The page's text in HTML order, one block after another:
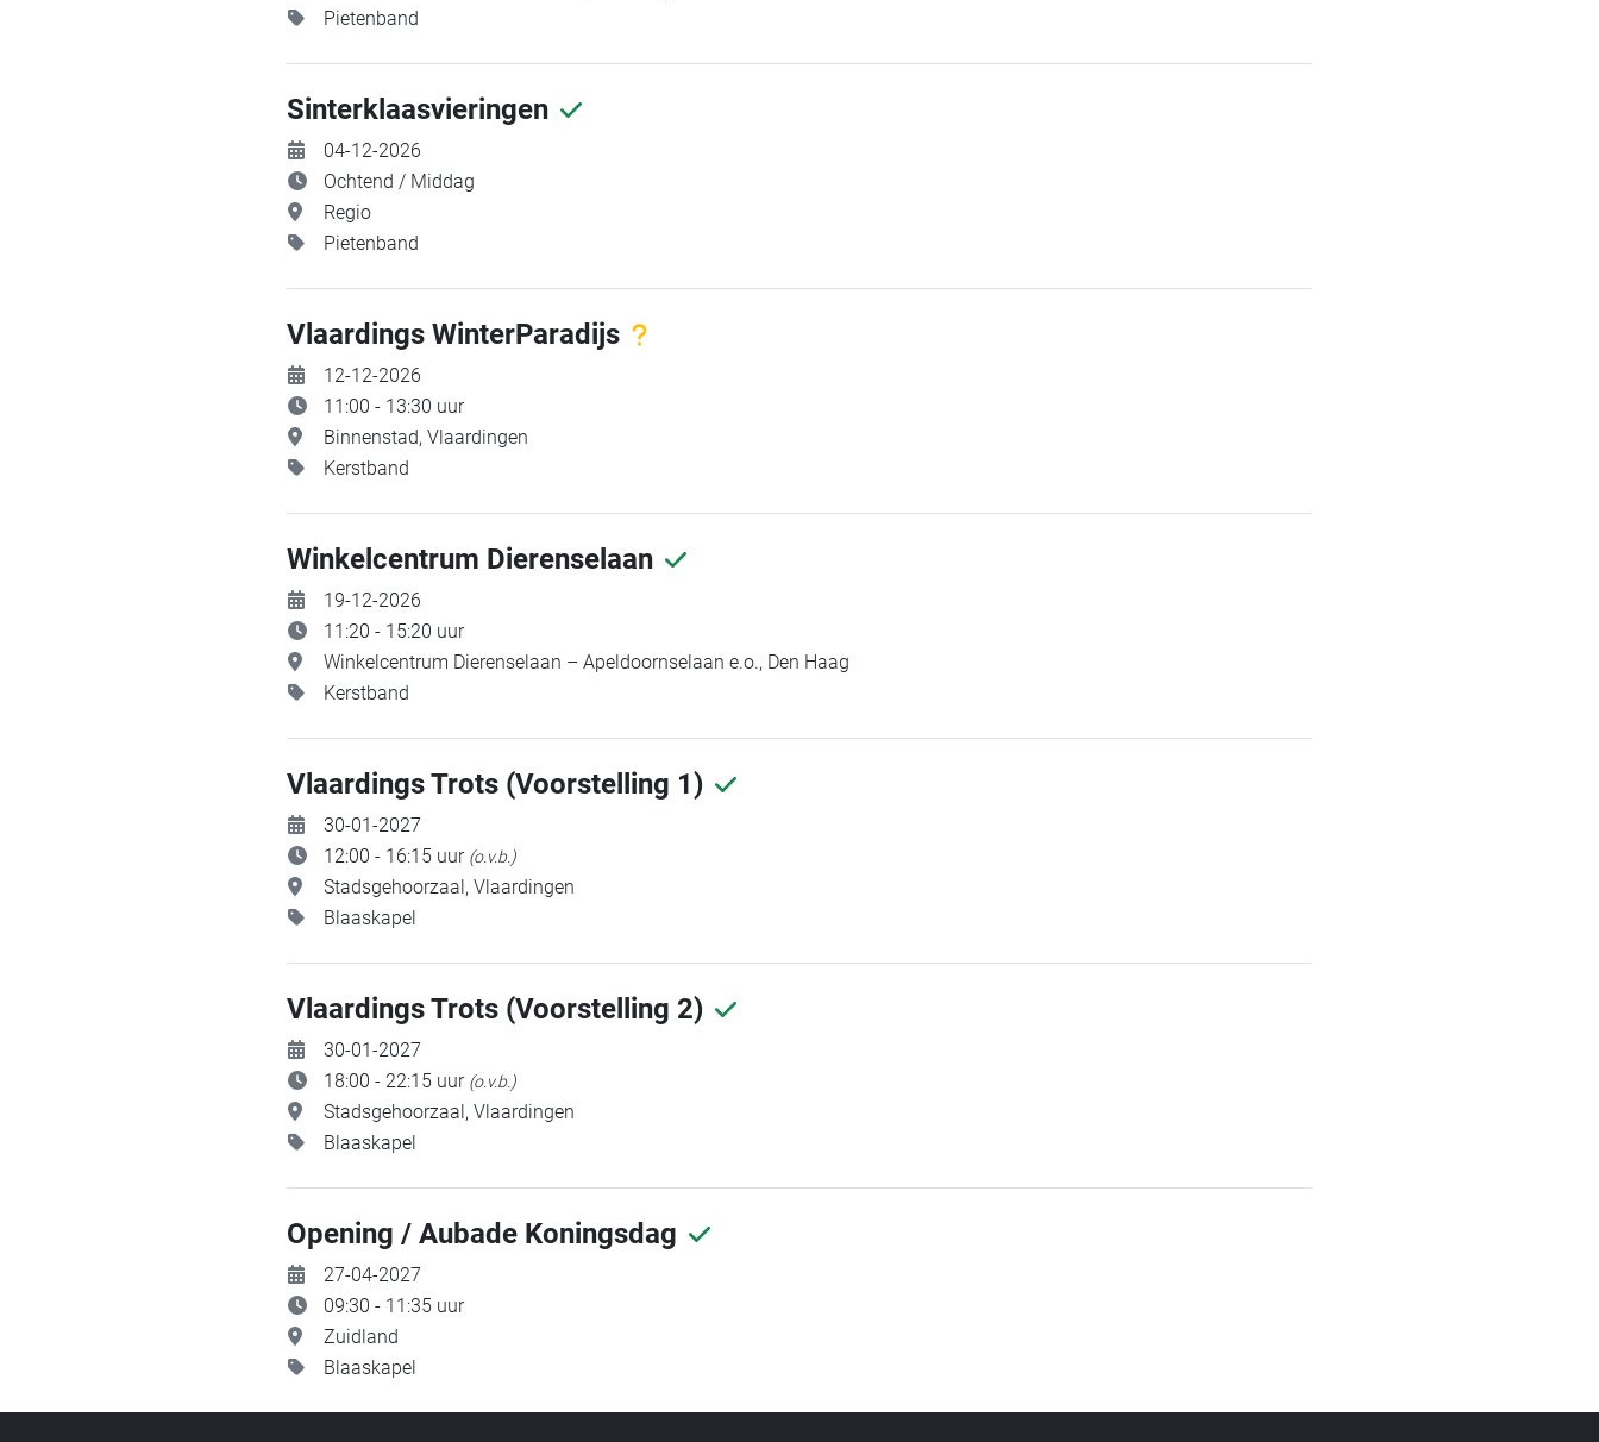
Pietenband
Sinterklaasvieringen
04-12-2026
Ochtend / Middag
Regio
Pietenband
Vlaardings WinterParadijs
12-12-2026
11:00 - 13:30 uur
Binnenstad, Vlaardingen
Kerstband
Winkelcentrum Dierenselaan
19-12-2026
11:20 - 15:20 uur
Winkelcentrum Dierenselaan – Apeldoornselaan e.o., Den Haag
Kerstband
Vlaardings Trots (Voorstelling 1)
30-01-2027
12:00 - 16:15 uur (o.v.b.)
Stadsgehoorzaal, Vlaardingen
Blaaskapel
Vlaardings Trots (Voorstelling 2)
30-01-2027
18:00 - 22:15 uur (o.v.b.)
Stadsgehoorzaal, Vlaardingen
Blaaskapel
Opening / Aubade Koningsdag
27-04-2027
09:30 - 11:35 uur
Zuidland
Blaaskapel